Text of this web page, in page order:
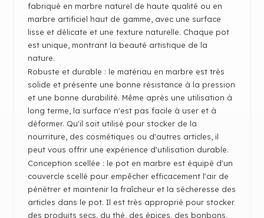
fabriqué en marbre naturel de haute qualité ou en
marbre artificiel haut de gamme, avec une surface
lisse et délicate et une texture naturelle. Chaque pot
est unique, montrant la beauté artistique de la
nature.
Robuste et durable : le matériau en marbre est très
solide et présente une bonne résistance à la pression
et une bonne durabilité. Même après une utilisation à
long terme, la surface n'est pas facile à user et à
déformer. Qu'il soit utilisé pour stocker de la
nourriture, des cosmétiques ou d'autres articles, il
peut vous offrir une expérience d'utilisation durable.
Conception scellée : le pot en marbre est équipé d'un
couvercle scellé pour empêcher efficacement l'air de
pénétrer et maintenir la fraîcheur et la sécheresse des
articles dans le pot. Il est très approprié pour stocker
des produits secs, du thé, des épices, des bonbons,